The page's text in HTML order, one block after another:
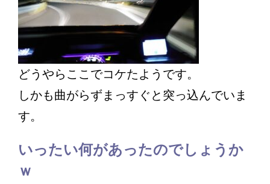
どうやらここでコケたようです。
しかも曲がらずまっすぐと突っ込んでいま
す。
いったい何があったのでしょうか
ｗ